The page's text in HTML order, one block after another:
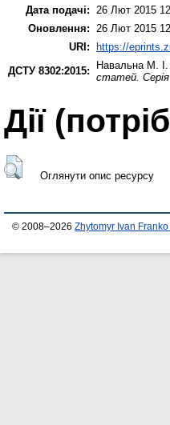
Дата подачі:
26 Лют 2015
Оновлення:
26 Лют 2015
URI: https://
ДСТУ 8302:2015:
Навальна М. І.
статей.
Дії
Оглянути опис ресурсу
© 2008–2026 Zhytomyr Ivan